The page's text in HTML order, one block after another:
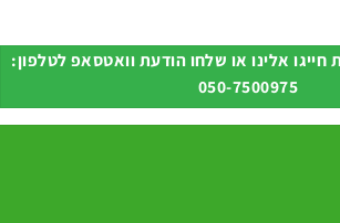
חייגו אלינו או שלחו הודעת וואטסאפ לטלפון:
050-7500975